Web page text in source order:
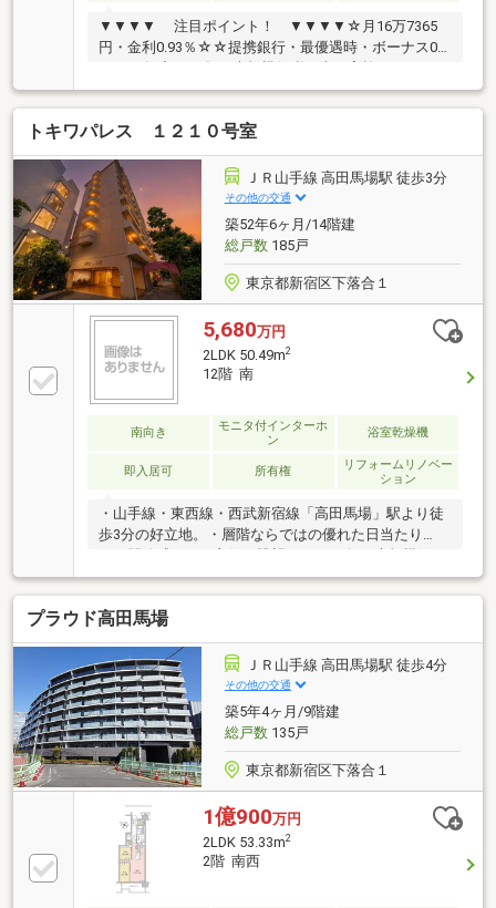
▼▼▼▼ 注目ポイント！ ▼▼▼▼☆月16万7365
円・金利0.93％☆☆提携銀行・最優遇時・ボーナス0
す！◆JR山手線・東西線・西武新宿線「高田馬場」駅
徒歩3分！◆11階部分の南向き陽当りと眺望！◆駐輪
場・バイク置き場有！◆新規内装リノベーション実
施！◆「もっと安い住宅ローン」が見つかる！ 提
携の金融機関は55社以上！◆「勤続期間が短い」「諸
費用まで借りたい」 さまざまな条件下でのローンご
相談ください！◆「即！見学！」＆「車で送迎」サー
ビス実施
トキワパレス １２１０号室
ＪＲ山手線 高田馬場駅 徒歩3分
その他の交通
築52年6ヶ月/14階建
総戸数185戸
東京都新宿区下落合１
5,680万円
2LDK 50.49m2
12階 南
南向き
モニタ付インターホ
ン
浴室乾燥機
即入居可 所有権
リフォームリノベー
ション
・山手線・東西線・西武新宿線「高田馬場」駅より徒
歩3分の好立地。・層階ならではの優れた日当たり
繕・エントランス改修・玄関ドアやサッシの交換を実
施済。・不在時に便利な宅配ボックス完備、万が一の
際も心強いアフターサービス保証付き。・水回りから
内装まで一新された、新築気分で住める2LDK空間。
□□ A very COOL every LIFE ! □□まずはお気軽に現地
をご覧下さいませ。物件の詳細について、ご見学希望
のお客様は下記番号までお気軽にご連絡下さい。お問
い合わせ専用フリーダイヤル ： ０１２０－０６８－１
０１
プラウド高田馬場
ＪＲ山手線 高田馬場駅 徒歩4分
その他の交通
築5年4ヶ月/9階建
総戸数135戸
東京都新宿区下落合１
1億900万円
2LDK 53.33m2
2階 南西